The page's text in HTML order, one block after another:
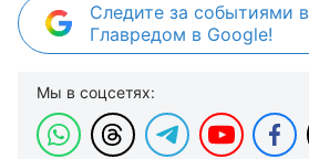
Следите за событиями
Главредом в Google!
Мы в соцсетях: